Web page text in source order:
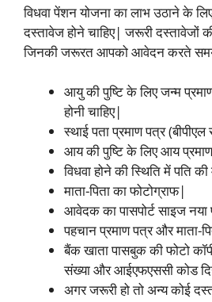
विधवा पेंशन योजना का लाभ उठाने के
दस्तावेज होने चाहिए| जरूरी दस्तावेजों
जिनकी जरूरत आपको आवेदन करते
आयु की पुष्टि के लिए जन्म
होनी चाहिए|
स्थाई पता प्रमाण पत्र (बीपीएल
आय की पुष्टि के लिए आय
विधवा होने की स्थिति में पति
माता-पिता का फोटोग्राफ|
आवेदक का पासपोर्ट साइज नया
पहचान प्रमाण पत्र और माता-
बैंक खाता पासबुक की फोटो
संख्या और आईएफएससी कोड
अगर जरूरी हो तो अन्य कोई